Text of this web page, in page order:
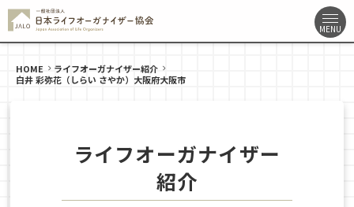
HOME
ライフオーガナイザー紹介
白井 彩弥花（しらい さやか）大阪府大阪市
ライフオーガナイザー
紹介